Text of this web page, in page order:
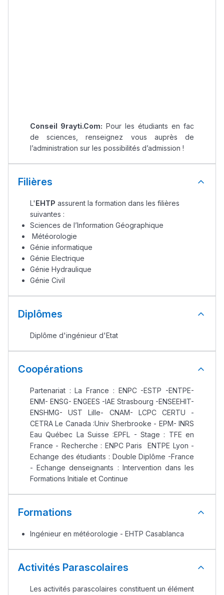
التعليم الثانوي التأهيلي
Interviews/Vidéos
+ de 89 Interviews/Vidéos
دليل المهن
ما يزيد عن 149 مهنة
دليل التوجيه
التوجيه بالثانوي و الإعدادي
Ki Derti Liha
Conseil 9rayti.Com: Pour les étudiants en fac
de sciences, renseignez vous auprès de
l’administration sur les possibilités d’admission !
Filières
L'EHTP assurent la formation dans les filières
suivantes :
Sciences de l’Information Géographique
Météorologie
Génie informatique
Génie Electrique
Génie Hydraulique
Génie Civil
Diplômes
Diplôme d'ingénieur d'Etat
Coopérations
Partenariat : La France : ENPC -ESTP -ENTPE-
ENM- ENSG- ENGEES -IAE Strasbourg -ENSEEHIT-
ENSHMG- UST Lille- CNAM- LCPC CERTU -
CETRA Le Canada :Univ Sherbrooke - EPM- INRS
Eau Québec La Suisse :EPFL - Stage : TFE en
France - Recherche : ENPC Paris  ENTPE Lyon -
Echange des étudiants : Double Diplôme -France
- Echange denseignants : Intervention dans les
Formations Initiale et Continue
Formations
Ingénieur en météorologie - EHTP Casablanca
Activités Parascolaires
Les activités parascolaires constituent un élément